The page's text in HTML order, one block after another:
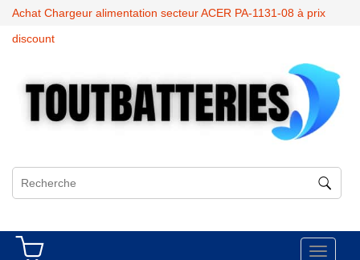
Achat Chargeur alimentation secteur ACER PA-1131-08 à prix
discount
Toggle